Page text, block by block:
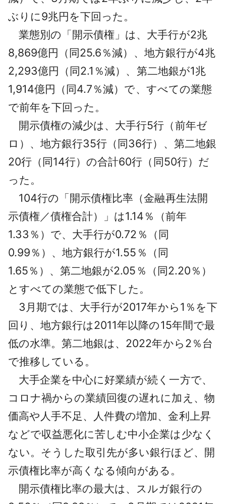
ぶりに9兆円を下回った。
業態別の「開示債権」は、大手行が2兆
8,869億円（同25.6％減）、地方銀行が4兆
2,293億円（同2.1％減）、第二地銀が1兆
1,914億円（同4.7％減）で、すべての業態
で前年を下回った。
開示債権の減少は、大手行5行（前年ゼ
ロ）、地方銀行35行（同36行）、第二地銀
20行（同14行）の合計60行（同50行）だ
った。
104行の「開示債権比率（金融再生法開
示債権／債権合計）」は1.14％（前年
1.33％）で、大手行が0.72％（同
0.99％）、地方銀行が1.55％（同
1.65％）、第二地銀が2.05％（同2.20％）
とすべての業態で低下した。
3月期では、大手行が2017年から1％を下
回り、地方銀行は2011年以降の15年間で最
低の水準。第二地銀は、2022年から2％台
で推移している。
大手企業を中心に好業績が続く一方で、
コロナ禍からの業績回復の遅れに加え、物
価高や人手不足、人件費の増加、金利上昇
などで収益悪化に苦しむ中小企業は少なく
ない。そうした取引先が多い銀行ほど、開
示債権比率が高くなる傾向がある。
開示債権比率の最大は、スルガ銀行の